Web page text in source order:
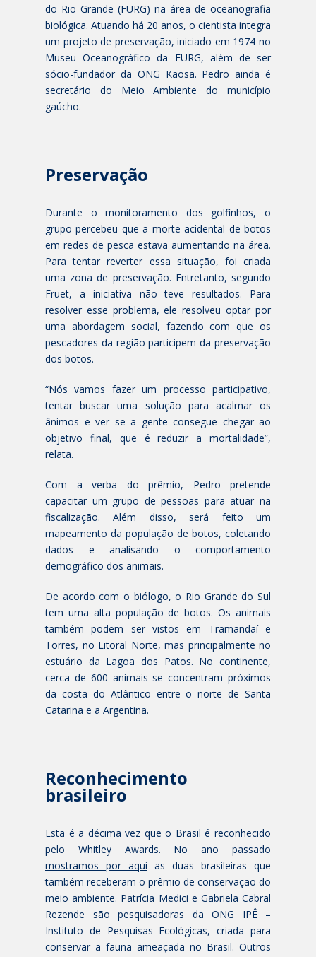
do Rio Grande (FURG) na área de oceanografia
biológica. Atuando há 20 anos, o cientista integra
um projeto de preservação, iniciado em 1974 no
Museu Oceanográfico da FURG, além de ser
sócio-fundador da ONG Kaosa. Pedro ainda é
secretário do Meio Ambiente do município
gaúcho.
Preservação
Durante o monitoramento dos golfinhos, o
grupo percebeu que a morte acidental de botos
em redes de pesca estava aumentando na área.
Para tentar reverter essa situação, foi criada
uma zona de preservação. Entretanto, segundo
Fruet, a iniciativa não teve resultados. Para
resolver esse problema, ele resolveu optar por
uma abordagem social, fazendo com que os
pescadores da região participem da preservação
dos botos.
“Nós vamos fazer um processo participativo,
tentar buscar uma solução para acalmar os
ânimos e ver se a gente consegue chegar ao
objetivo final, que é reduzir a mortalidade”,
relata.
Com a verba do prêmio, Pedro pretende
capacitar um grupo de pessoas para atuar na
fiscalização. Além disso, será feito um
mapeamento da população de botos, coletando
dados e analisando o comportamento
demográfico dos animais.
De acordo com o biólogo, o Rio Grande do Sul
tem uma alta população de botos. Os animais
também podem ser vistos em Tramandaí e
Torres, no Litoral Norte, mas principalmente no
estuário da Lagoa dos Patos. No continente,
cerca de 600 animais se concentram próximos
da costa do Atlântico entre o norte de Santa
Catarina e a Argentina.
Reconhecimento
brasileiro
Esta é a décima vez que o Brasil é reconhecido
pelo Whitley Awards. No ano passado
mostramos por aqui as duas brasileiras que
também receberam o prêmio de conservação do
meio ambiente. Patrícia Medici e Gabriela Cabral
Rezende são pesquisadoras da ONG IPÊ –
Instituto de Pesquisas Ecológicas, criada para
conservar a fauna ameaçada no Brasil. Outros